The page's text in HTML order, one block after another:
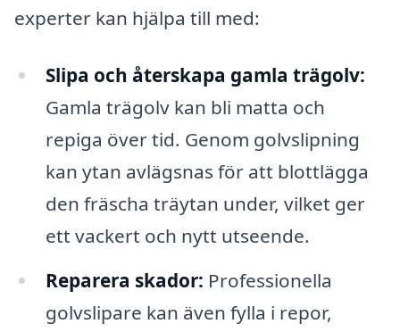
experter kan hjälpa till med:
Slipa och återskapa gamla trägolv:
Gamla trägolv kan bli matta och
repiga över tid. Genom golvslipning
kan ytan avlägsnas för att blottlägga
den fräscha träytan under, vilket ger
ett vackert och nytt utseende.
Reparera skador: Professionella
golvslipare kan även fylla i repor,